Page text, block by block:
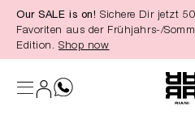
springen
Our SALE is on! Sichere Dir jetzt
Favoriten aus der Frühjahrs-/
Edition. Shop now